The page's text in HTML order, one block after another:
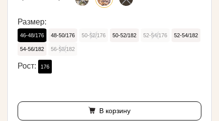
Размер:
46-48/176 48-50/176 50-52/176 50-52/182 52-54/176 52-54/182
54-56/182 56-58/182
Рост: 176
В корзину